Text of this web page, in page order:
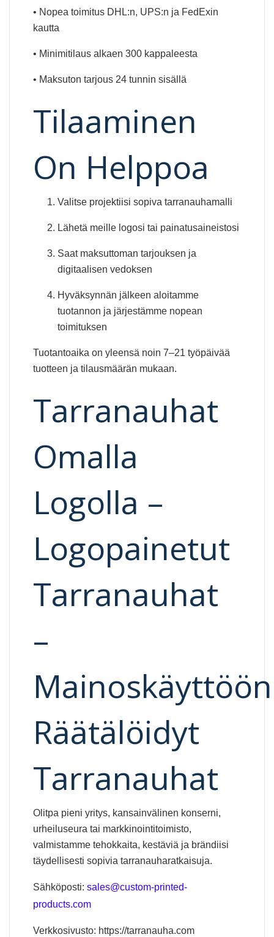
• Nopea toimitus DHL:n, UPS:n ja FedExin
kautta
• Minimitilaus alkaen 300 kappaleesta
• Maksuton tarjous 24 tunnin sisällä
Tilaaminen
On Helppoa
Valitse projektiisi sopiva tarranauhamalli
Lähetä meille logosi tai painatusaineistosi
Saat maksuttoman tarjouksen ja
digitaalisen vedoksen
Hyväksynnän jälkeen aloitamme
tuotannon ja järjestämme nopean
toimituksen
Tuotantoaika on yleensä noin 7–21 työpäivää
tuotteen ja tilausmäärän mukaan.
Tarranauhat
Omalla
Logolla –
Logopainetut
Tarranauhat
–
Mainoskäyttöön
Räätälöidyt
Tarranauhat
Olitpa pieni yritys, kansainvälinen konserni,
urheiluseura tai markkinointitoimisto,
valmistamme tehokkaita, kestäviä ja brändiisi
täydellisesti sopivia tarranauharatkaisuja.
Sähköposti:sales@custom-printed-
products.com
Verkkosivusto: https://tarranauha.com